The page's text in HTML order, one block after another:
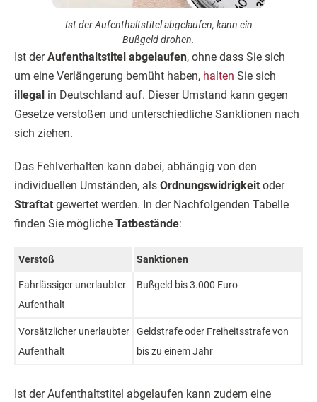
Ist der Aufenthaltstitel abgelaufen, kann ein
Bußgeld drohen.
Ist derAufenthaltstitel abgelaufen, ohne dass Sie sich
um eine Verlängerung bemüht haben, halten Sie sich
illegal in Deutschland auf. Dieser Umstand kann gegen
Gesetze verstoßen und unterschiedliche Sanktionen nach
sich ziehen.
Das Fehlverhalten kann dabei, abhängig von den
individuellen Umständen, als Ordnungswidrigkeit oder
Straftat gewertet werden. In der Nachfolgenden Tabelle
finden Sie mögliche Tatbestände:
Verstoß Sanktionen
Fahrlässiger unerlaubter
Aufenthalt
Bußgeld bis 3.000 Euro
Vorsätzlicher unerlaubter
Aufenthalt
Geldstrafe oder Freiheitsstrafe von
bis zu einem Jahr
Ist der Aufenthaltstitel abgelaufen kann zudem eine